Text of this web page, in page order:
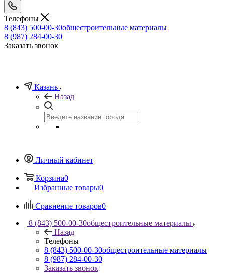
Телефоны
8 (843) 500-00-30общестроительные материалы
8 (987) 284-00-30
Заказать звонок
Казань
Назад
Личный кабинет
Корзина0
Избранные товары0
Сравнение товаров0
8 (843) 500-00-30общестроительные материалы
Назад
Телефоны
8 (843) 500-00-30общестроительные материалы
8 (987) 284-00-30
Заказать звонок